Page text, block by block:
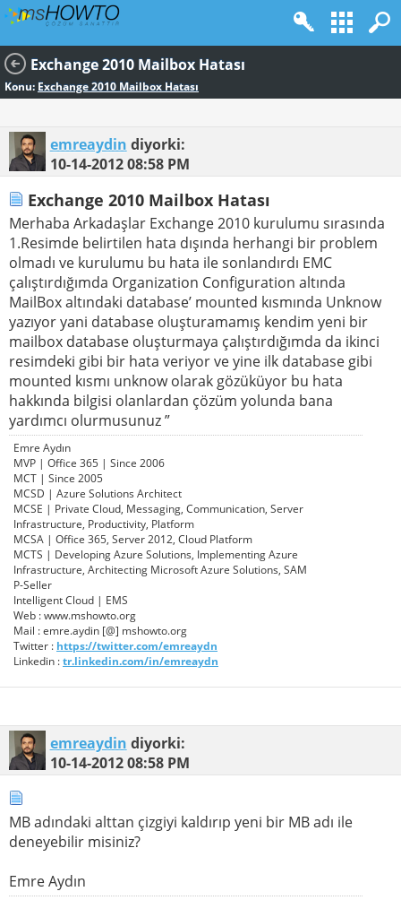
Exchange 2010 Mailbox Hatası
Konu: Exchange 2010 Mailbox Hatası
emreaydin diyorki:
10-14-201208:58 PM
Exchange 2010 Mailbox Hatası
Merhaba Arkadaşlar Exchange 2010 kurulumu sırasında
1.Resimde belirtilen hata dışında herhangi bir problem
olmadı ve kurulumu bu hata ile sonlandırdı EMC
çalıştırdığımda Organization Configuration altında
MailBox altındaki database’ mounted kısmında Unknow
yazıyor yani database oluşturamamış kendim yeni bir
mailbox database oluşturmaya çalıştırdığımda da ikinci
resimdeki gibi bir hata veriyor ve yine ilk database gibi
mounted kısmı unknow olarak gözüküyor bu hata
hakkında bilgisi olanlardan çözüm yolunda bana
yardımcı olurmusunuz ”
Emre Aydın
MVP | Office 365 | Since 2006
MCT | Since 2005
MCSD | Azure Solutions Architect
MCSE | Private Cloud, Messaging, Communication, Server
Infrastructure, Productivity, Platform
MCSA | Office 365, Server 2012, Cloud Platform
MCTS | Developing Azure Solutions, Implementing Azure
Infrastructure, Architecting Microsoft Azure Solutions, SAM
P-Seller
Intelligent Cloud | EMS
Web : www.mshowto.org
Mail : emre.aydin [@] mshowto.org
Twitter : https://twitter.com/emreaydn
Linkedin :tr.linkedin.com/in/emreaydn
emreaydin diyorki:
10-14-201208:58 PM
MB adındaki alttan çizgiyi kaldırıp yeni bir MB adı ile
deneyebilir misiniz?
Emre Aydın